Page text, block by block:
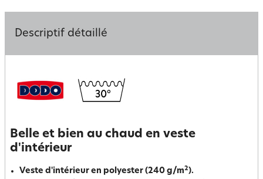
Descriptif détaillé
Belle et bien au chaud en veste
d'intérieur
Veste d'intérieur en polyester (240 g/m2).